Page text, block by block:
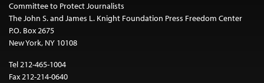
Committee to Protect Journalists
The John S. and James L. Knight Foundation Press Freedom Center
P.O. Box 2675
New York, NY 10108
Tel 212-465-1004
Fax 212-214-0640